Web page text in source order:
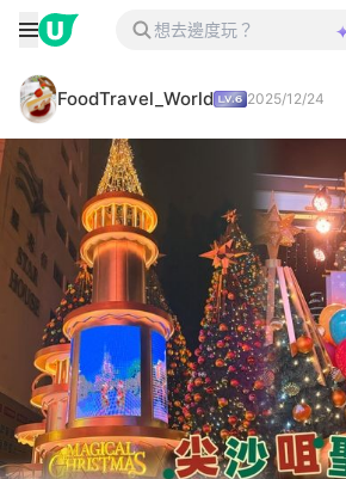
FoodTravel_World 2025/12/24